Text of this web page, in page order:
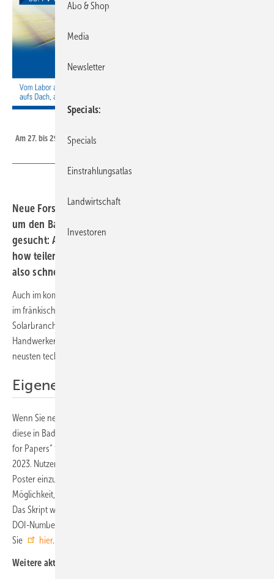
Am 27. bis 29. Februar 2024 tagt wieder das PV-Symposium im Kloster.
Neue Forschungs- oder Entwicklungsergebnisse rund
um den Bau und Betrieb von Photovoltaikanlagen
gesucht: Auch 2024 könnten Experten wieder ihr Know-
how teilen. Die Frist für Referate endet am 2. Oktober –
also schnell noch ein Poster einreichen.
Auch im kommenden Jahr veranstaltet Conexio-PSE im Kloster Banz
im fränkischen Bad Staffelstein das jährliche Klassentreffen der
Solarbranche. Vom 27. bis 29. Februar 2024 können sich interessierte
Handwerker, Planer und Betreiber von Photovoltaikanlagen über die
neusten technologischen und rechtlichen Entwicklungen informieren.
Eigene Ergebnisse präsentieren
Wenn Sie neue Forschungs- oder Entwicklungsergebnisse haben und
diese in Bad Staffelstein präsentieren wollen, dann schnell: Der „Call
for Papers“ für das
2023. Nutzen Sie also noch die Möglichkeit, ein Abstract oder ein
Poster einzureichen. Ab sofort bietet der Veranstalter zudem die
Möglichkeit, ein Skript über TIB Open Publishing zu veröffentlichen.
Das Skript wird somit international wissenschaftlich registrieren (via
DOI-Number) zugänglich. Weiterführende Informationen dazu finden
Sie
hier. (nhp)
Weitere aktuelle Infos:
Abo & Shop
Media
Newsletter
Specials
Specials
Einstrahlungsatlas
Landwirtschaft
Investoren